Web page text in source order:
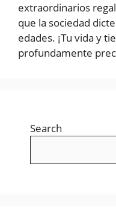
extraordinarios
que la sociedad
edades. ¡Tu vida y
profundamente
Search